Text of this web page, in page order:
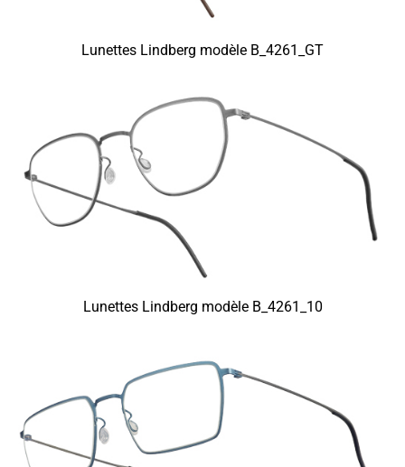
Lunettes Lindberg modèle B_4261_GT
Lunettes Lindberg modèle B_4261_10